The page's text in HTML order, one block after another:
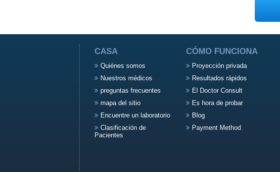
CASA
Quiénes somos
Nuestros médicos
preguntas frecuentes
mapa del sitio
Encuentre un laboratorio
Clasificación de
Pacientes
CÓMO FUNCIONA
Proyección privada
Resultados rápidos
El Doctor Consult
Es hora de probar
Blog
Payment Method